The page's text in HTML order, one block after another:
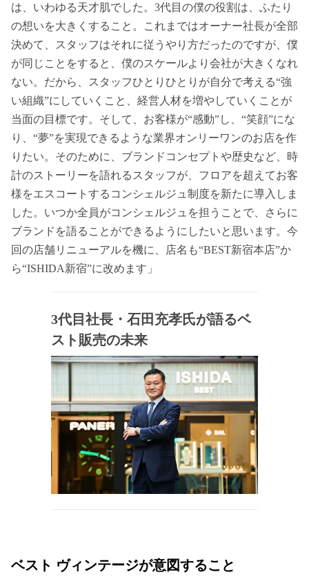
は、いわゆる天才肌でした。3代目の僕の役割は、ふたり
の想いを大きくすること。これまではオーナー社長が全部
決めて、スタッフはそれに従うやり方だったのですが、僕
が同じことをすると、僕のスケールより会社が大きくなれ
ない。だから、スタッフひとりひとりが自分で考える“強
い組織”にしていくこと、経営人材を増やしていくことが
当面の目標です。そして、お客様が“感動”し、“笑顔”にな
り、“夢”を実現できるような業界オンリーワンのお店を作
りたい。そのために、ブランドコンセプトや歴史など、時
計のストーリーを語れるスタッフが、フロアを超えてお客
様をエスコートするコンシェルジュ制度を新たに導入しま
した。いつか全員がコンシェルジュを担うことで、さらに
ブランドを語ることができるようにしたいと思います。今
回の店舗リニューアルを機に、店名も“BEST新宿本店”か
ら“ISHIDA新宿”に改めます」
3代目社長・石田充孝氏が語るベ
スト販売の未来
ベスト ヴィンテージが意図すること